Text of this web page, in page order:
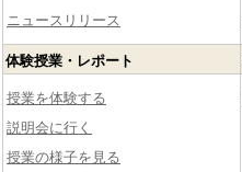
ニュースリリース
体験授業・レポート
授業を体験する
説明会に行く
授業の様子を見る